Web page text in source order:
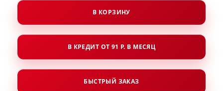
В КОРЗИНУ
В КРЕДИТ ОТ 91 Р. В МЕСЯЦ
БЫСТРЫЙ ЗАКАЗ